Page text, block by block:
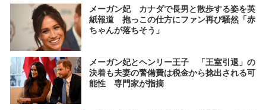
メーガン妃 カナダで長男と散歩する姿を英
紙報道 抱っこの仕方にファン再び騒然「赤
ちゃんが落ちそう」
メーガン妃とヘンリー王子 「王室引退」の
決着も夫妻の警備費は税金から捻出される可
能性 専門家が指摘